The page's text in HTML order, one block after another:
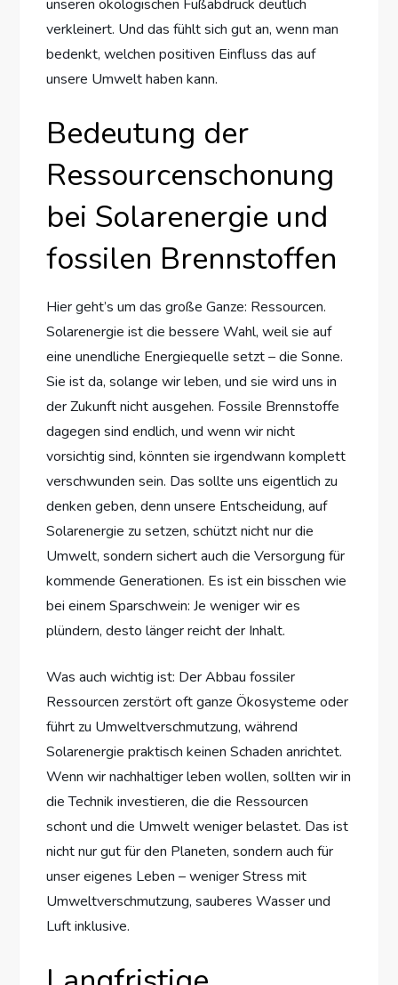
unseren ökologischen Fußabdruck deutlich
verkleinert. Und das fühlt sich gut an, wenn man
bedenkt, welchen positiven Einfluss das auf
unsere Umwelt haben kann.
Bedeutung der
Ressourcenschonung
bei Solarenergie und
fossilen Brennstoffen
Hier geht’s um das große Ganze: Ressourcen.
Solarenergie ist die bessere Wahl, weil sie auf
eine unendliche Energiequelle setzt – die Sonne.
Sie ist da, solange wir leben, und sie wird uns in
der Zukunft nicht ausgehen. Fossile Brennstoffe
dagegen sind endlich, und wenn wir nicht
vorsichtig sind, könnten sie irgendwann komplett
verschwunden sein. Das sollte uns eigentlich zu
denken geben, denn unsere Entscheidung, auf
Solarenergie zu setzen, schützt nicht nur die
Umwelt, sondern sichert auch die Versorgung für
kommende Generationen. Es ist ein bisschen wie
bei einem Sparschwein: Je weniger wir es
plündern, desto länger reicht der Inhalt.
Was auch wichtig ist: Der Abbau fossiler
Ressourcen zerstört oft ganze Ökosysteme oder
führt zu Umweltverschmutzung, während
Solarenergie praktisch keinen Schaden anrichtet.
Wenn wir nachhaltiger leben wollen, sollten wir in
die Technik investieren, die die Ressourcen
schont und die Umwelt weniger belastet. Das ist
nicht nur gut für den Planeten, sondern auch für
unser eigenes Leben – weniger Stress mit
Umweltverschmutzung, sauberes Wasser und
Luft inklusive.